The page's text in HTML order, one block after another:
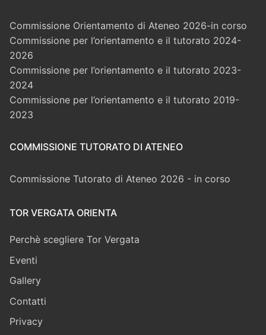
Commissione Orientamento di Ateneo 2026-in corso
Commissione per l’orientamento e il tutorato 2024-
2026
Commissione per l’orientamento e il tutorato 2023-
2024
Commissione per l’orientamento e il tutorato 2019-
2023
COMMISSIONE TUTORATO DI ATENEO
Commissione Tutorato di Ateneo 2026 - in corso
TOR VERGATA ORIENTA
Perchè scegliere Tor Vergata
Eventi
Gallery
Contatti
Privacy